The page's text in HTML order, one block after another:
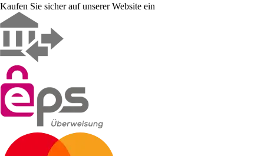
Kaufen Sie sicher auf unserer Website ein